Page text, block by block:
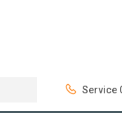
Service